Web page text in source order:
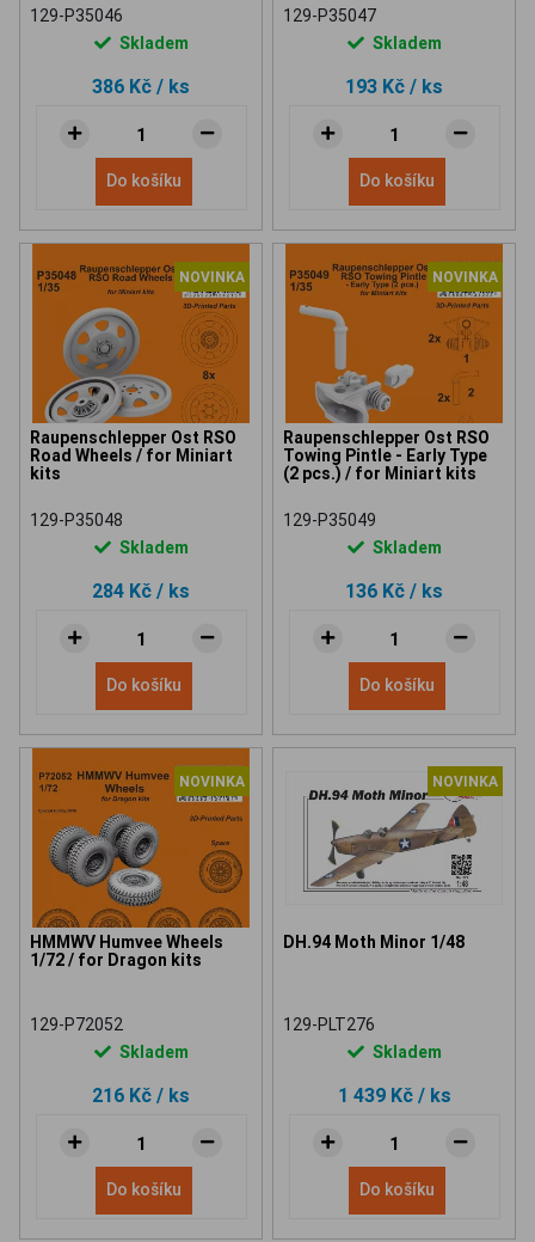
129-P35046
Skladem
386 Kč / ks
Do košíku
129-P35047
Skladem
193 Kč / ks
Do košíku
NOVINKA
Raupenschlepper Ost RSO
Road Wheels / for Miniart
kits
129-P35048
Skladem
284 Kč / ks
Do košíku
NOVINKA
Raupenschlepper Ost RSO
Towing Pintle - Early Type
(2 pcs.) / for Miniart kits
129-P35049
Skladem
136 Kč / ks
Do košíku
NOVINKA
HMMWV Humvee Wheels
1/72 / for Dragon kits
129-P72052
Skladem
216 Kč / ks
Do košíku
NOVINKA
DH.94 Moth Minor 1/48
129-PLT276
Skladem
1 439 Kč / ks
Do košíku